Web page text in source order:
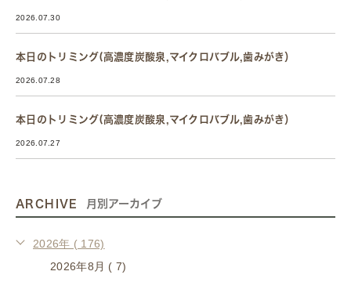
2026.07.30
本日のトリミング(高濃度炭酸泉,マイクロバブル,歯みがき）
2026.07.28
本日のトリミング(高濃度炭酸泉,マイクロバブル,歯みがき）
2026.07.27
ARCHIVE 月別アーカイブ
2026年 ( 176)
2026年8月 ( 7)